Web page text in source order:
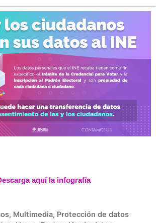
aquí la infografía
, Multimedia, Protección de datos